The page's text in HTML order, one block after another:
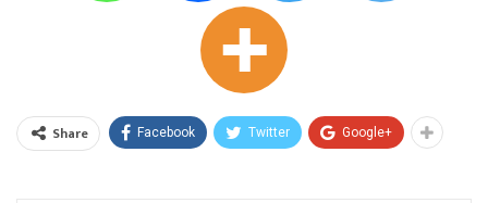
Share Facebook Twitter Google+